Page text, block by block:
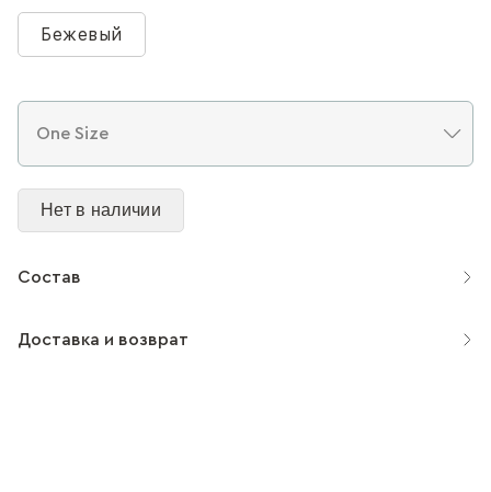
Бежевый
Нет в наличии
Состав
Доставка и возврат